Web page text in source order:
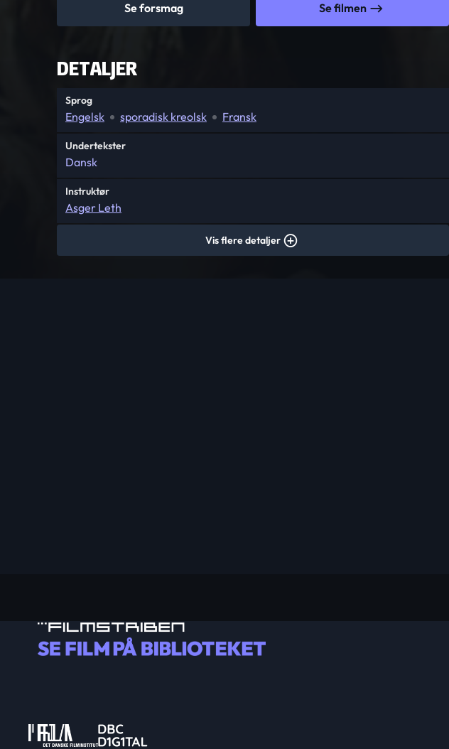
Se forsmag Se filmen
DETALJER
Sprog
Engelsk sporadisk kreolsk Fransk
Undertekster
Dansk
Instruktør
Asger Leth
Vis flere detaljer